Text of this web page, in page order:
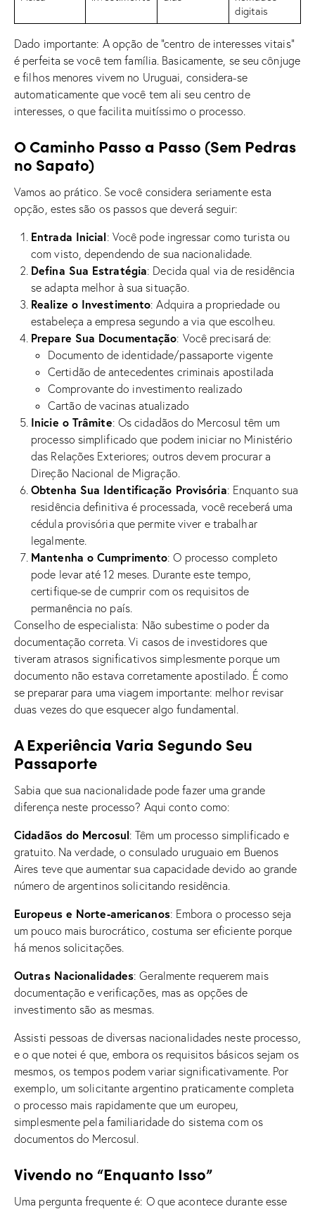
digitais
Dado importante: A opção de “centro de interesses vitais”
é perfeita se você tem família. Basicamente, se seu cônjuge
e filhos menores vivem no Uruguai, considera-se
automaticamente que você tem ali seu centro de
interesses, o que facilita muitíssimo o processo.
O Caminho Passo a Passo (Sem Pedras
no Sapato)
Vamos ao prático. Se você considera seriamente esta
opção, estes são os passos que deverá seguir:
Entrada Inicial: Você pode ingressar como turista ou
com visto, dependendo de sua nacionalidade.
Defina Sua Estratégia: Decida qual via de residência
se adapta melhor à sua situação.
Realize o Investimento: Adquira a propriedade ou
estabeleça a empresa segundo a via que escolheu.
Prepare Sua Documentação: Você precisará de:
Documento de identidade/passaporte vigente
Certidão de antecedentes criminais apostilada
Comprovante do investimento realizado
Cartão de vacinas atualizado
Inicie o Trâmite: Os cidadãos do Mercosul têm um
processo simplificado que podem iniciar no Ministério
das Relações Exteriores; outros devem procurar a
Direção Nacional de Migração.
Obtenha Sua Identificação Provisória: Enquanto sua
residência definitiva é processada, você receberá uma
cédula provisória que permite viver e trabalhar
legalmente.
Mantenha o Cumprimento: O processo completo
pode levar até 12 meses. Durante este tempo,
certifique-se de cumprir com os requisitos de
permanência no país.
Conselho de especialista: Não subestime o poder da
documentação correta. Vi casos de investidores que
tiveram atrasos significativos simplesmente porque um
documento não estava corretamente apostilado. É como
se preparar para uma viagem importante: melhor revisar
duas vezes do que esquecer algo fundamental.
A Experiência Varia Segundo Seu
Passaporte
Sabia que sua nacionalidade pode fazer uma grande
diferença neste processo? Aqui conto como:
Cidadãos do Mercosul: Têm um processo simplificado e
gratuito. Na verdade, o consulado uruguaio em Buenos
Aires teve que aumentar sua capacidade devido ao grande
número de argentinos solicitando residência.
Europeus e Norte-americanos: Embora o processo seja
um pouco mais burocrático, costuma ser eficiente porque
há menos solicitações.
Outras Nacionalidades: Geralmente requerem mais
documentação e verificações, mas as opções de
investimento são as mesmas.
Assisti pessoas de diversas nacionalidades neste processo,
e o que notei é que, embora os requisitos básicos sejam os
mesmos, os tempos podem variar significativamente. Por
exemplo, um solicitante argentino praticamente completa
o processo mais rapidamente que um europeu,
simplesmente pela familiaridade do sistema com os
documentos do Mercosul.
Vivendo no “Enquanto Isso”
Uma pergunta frequente é: O que acontece durante esse